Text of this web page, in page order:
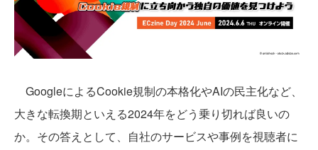
GoogleによるCookie規制の本格化やAIの民主化など、
大きな転換期といえる2024年をどう乗り切れば良いの
か。その答えとして、自社のサービスや事例を視聴者に